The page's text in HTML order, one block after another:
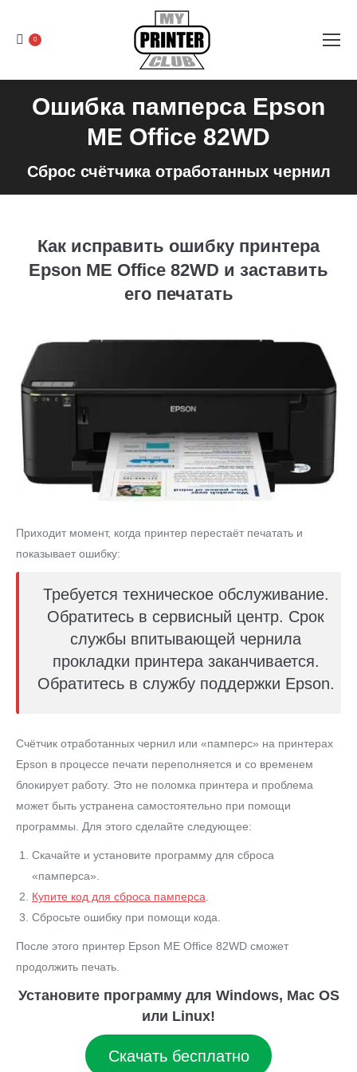
0
Ошибка памперса Epson
ME Office 82WD
Сброс счётчика отработанных чернил
Как исправить ошибку принтера
Epson ME Office 82WD и заставить
его печатать
Приходит момент, когда принтер перестаёт печатать и
показывает ошибку:
Требуется техническое обслуживание.
Обратитесь в сервисный центр. Срок
службы впитывающей чернила
прокладки принтера заканчивается.
Обратитесь в службу поддержки Epson.
Счётчик отработанных чернил или «памперс» на принтерах
Epson в процессе печати переполняется и со временем
блокирует работу. Это не поломка принтера и проблема
может быть устранена самостоятельно при помощи
программы. Для этого сделайте следующее:
Скачайте и установите программу для сброса
«памперса».
Купите код для сброса памперса.
Сбросьте ошибку при помощи кода.
После этого принтер Epson ME Office 82WD сможет
продолжить печать.
Установите программу для Windows, Mac OS
или Linux!
Скачать бесплатно